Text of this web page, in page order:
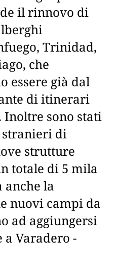
il rinnovo di
Trinidad,
che
essere già dal
di itinerari
sono stati
di
strutture
totale di 5 mila
anche la
nuovi campi da
ad aggiungersi
Varadero -